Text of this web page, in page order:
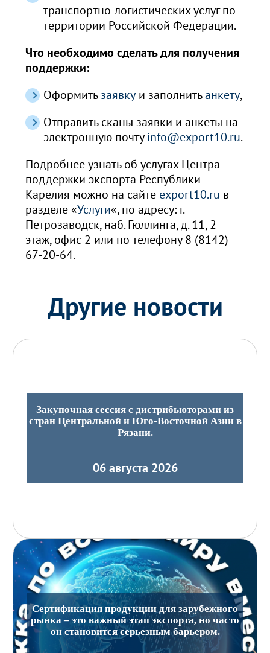
транспортно-логистических услуг по
территории Российской Федерации.
Что необходимо сделать для получения
поддержки:
Оформить заявку и заполнитьанкету,
Отправить сканы заявки и анкеты на
электронную почту info@export10.ru.
Подробнее узнать об услугах Центра
поддержки экспорта Республики
Карелия можно на сайте export10.ru в
разделе «Услуги«, по адресу: г.
Петрозаводск, наб. Гюллинга, д. 11, 2
этаж, офис 2 или по телефону 8 (8142)
67-20-64.
Другие новости
Закупочная сессия с дистрибьюторами из
стран Центральной и Юго-Восточной Азии в
Рязани.
06 августа 2026
Сертификация продукции для зарубежного
рынка – это важный этап экспорта, но часто
он становится серьезным барьером.